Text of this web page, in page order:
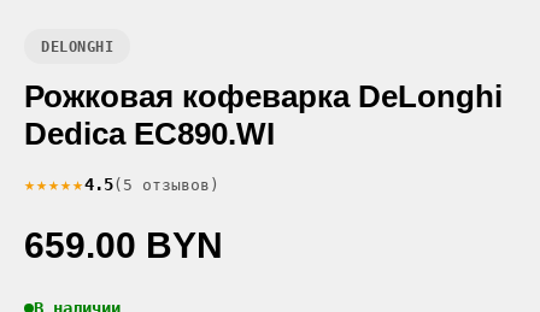
DELONGHI
Рожковая кофеварка DeLonghi
Dedica EC890.WI
★★★★★4.5(5 отзывов)
659.00 BYN